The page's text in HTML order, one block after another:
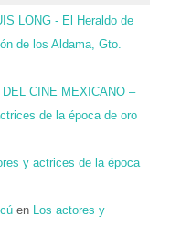
LONG - El Heraldo de
de los Aldama, Gto.
DEL CINE MEXICANO –
de la época de oro
y actrices de la época
en
Los actores y